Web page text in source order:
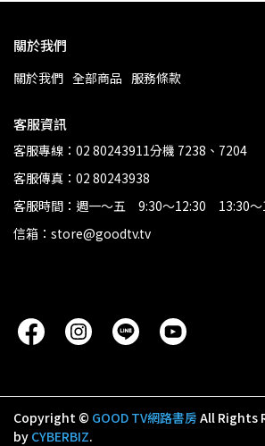
關於我們
關於我們 全部商品 服務條款
客服資訊
客服專線：02 80243911分機 7238、7204
客服傳真：02 80243938
客服時間：週一～五 9:30～12:30 13:30～
信箱：store@goodtv.tv
Copyright © GOOD TV網路書房 All Rights
by CYBERBIZ.